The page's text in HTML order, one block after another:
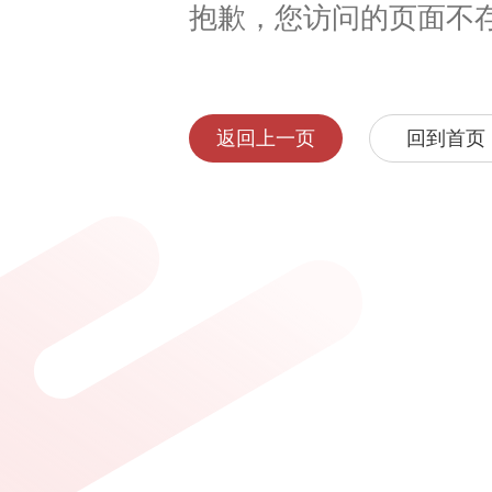
抱歉，您访问的页面不
返回上一页 回到首页